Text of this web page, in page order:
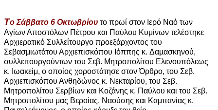
Το Σάββατο 6 Οκτωβρίου το πρωί στον Ιερό Ναό των
Αγίων Αποστόλων Πέτρου και Παύλου Κυμίνων τελέστηκε
Αρχιερατικό Συλλείτουργο προεξάρχοντος του
Σεβασμιωτάτου Αρχιεπισκόπου Ιόππης κ. Δαµασκηνού,
συλλειτουργούντων του Σεβ. Μητροπολίτου Ελενουπόλεως
κ. Ιωακείμ, ο οποίος χοροστάτησε στον Όρθρο, του Σεβ.
Αρχιεπισκόπου Ανθηδώνος κ. Νεκταρίου, του Σεβ.
Μητροπολίτου Σερβίων και Κοζάνης κ. Παύλου και του Σεβ.
Μητροπολίτου μας Βεροίας, Ναούσης και Καμπανίας κ.